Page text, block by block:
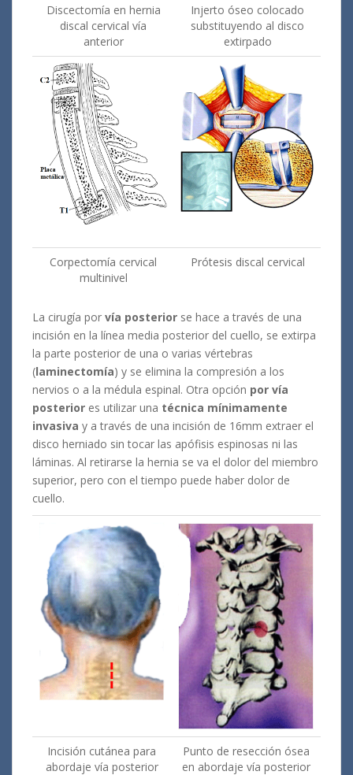
Discectomía en hernia
discal cervical vía
anterior
Injerto óseo colocado
substituyendo al disco
extirpado
Corpectomía cervical
multinivel
Prótesis discal cervical
La cirugía por vía posterior se hace a través de una
incisión en la línea media posterior del cuello, se extirpa
la parte posterior de una o varias vértebras
(laminectomía) y se elimina la compresión a los
nervios o a la médula espinal. Otra opción por vía
posterior es utilizar una técnica mínimamente
invasiva y a través de una incisión de 16mm extraer el
disco herniado sin tocar las apófisis espinosas ni las
láminas. Al retirarse la hernia se va el dolor del miembro
superior, pero con el tiempo puede haber dolor de
cuello.
Incisión cutánea para
abordaje vía posterior
Punto de resección ósea
en abordaje vía posterior